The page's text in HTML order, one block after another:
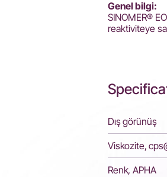
Genel bilgi:
SINOMER®
reaktiviteye
Dış görünüş
Viskozite,
Renk, APHA